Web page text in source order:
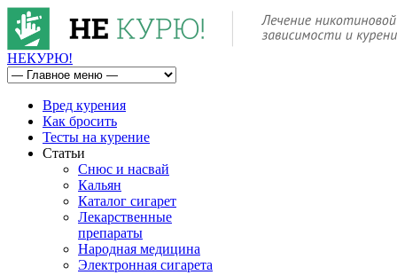
НЕКУРЮ!
Вред курения
Как бросить
Тесты на курение
Статьи
Снюс и насвай
Кальян
Каталог сигарет
Лекарственные
препараты
Народная медицина
Электронная сигарета